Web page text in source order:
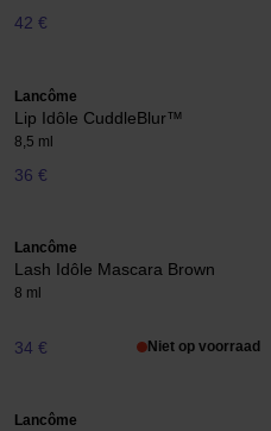
42 €
Lancôme
Lip Idôle CuddleBlur™
8,5 ml
36 €
Lancôme
Lash Idôle Mascara Brown
8 ml
34 € Niet op voorraad
Lancôme